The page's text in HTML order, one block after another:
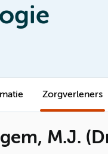
Zorgverleners
M.J.